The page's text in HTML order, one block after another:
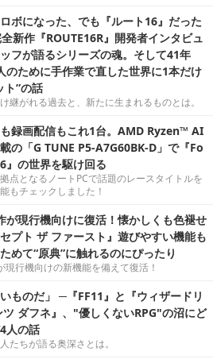
ボになった、でも『ルート16』だった
新作『ROUTE16R』開発者インタビュ
フが語るシリーズの魂。そして41年
のために手作業で直した世界に1本だけ
ト”の話
継がれる過去と、新たに生まれるものとは。
録画配信もこれ1台。AMD Ryzen™ AI
の「G TUNE P5-A7G60BK-D」で『Fo
の世界を駆け回る
点となるノートPCで話題のレースタイトルを
もチェックしました！
が現行機向けに復活！懐かしくも色褪せ
プト ザ ファースト』遊びやすい機能も
めて“原典”に触れるのにぴったり
現行機向けの新機能を備えて復活！
いものだ」 ─『FF11』と『ウィザードリ
ツ ダフネ』、"優しくないRPG"の沼にど
人の話
たちが語る奥深さとは。